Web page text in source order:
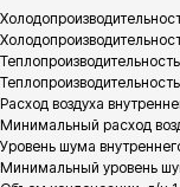
Теплопроизводительность
Расход воздуха
Минимальный расход
Уровень шума
Минимальный уровень